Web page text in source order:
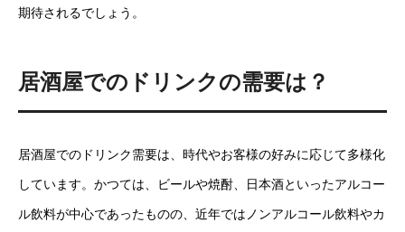
期待されるでしょう。
居酒屋でのドリンクの需要は？
居酒屋でのドリンク需要は、時代やお客様の好みに応じて多様化
しています。かつては、ビールや焼酎、日本酒といったアルコー
ル飲料が中心であったものの、近年ではノンアルコール飲料やカ